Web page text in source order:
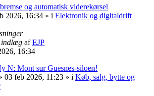
og automatisk viderekørsel
2026, 16:34 » i Elektronik og digitaldrift
indlæg afEJP
16:34
N: Mont sur Guesnes-siloen!
03 feb 2026, 11:23 » i Køb, salg, bytte og